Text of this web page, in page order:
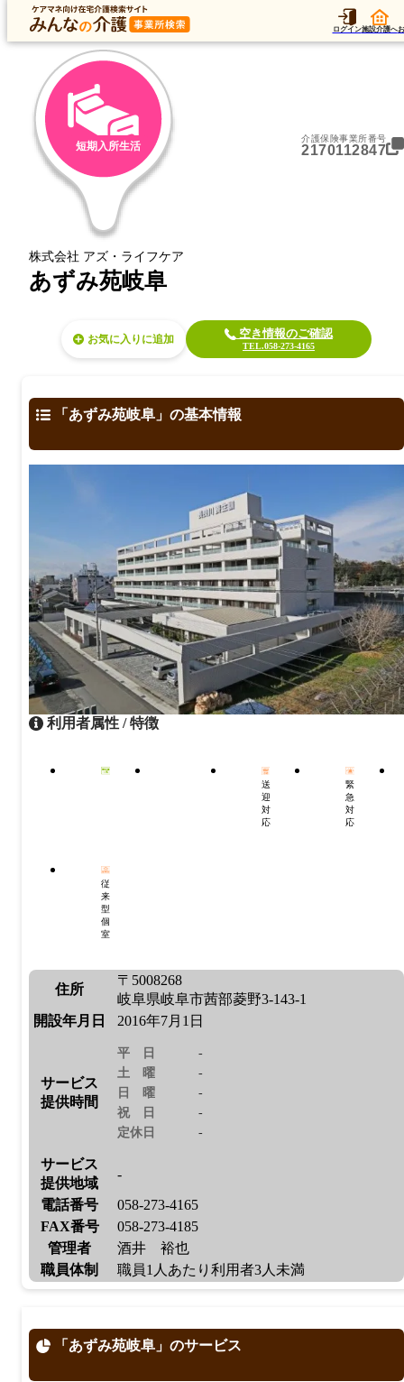
ログイン施設介護へ
トップ データ
トップ 岐阜県 岐阜市 短期入所生活
短期入所生活
株式会社 アズ・ライフケア
介護保険事業所番号
2170112847
あずみ苑岐阜
お気に入り 空き情報のご確認
TEL.058-273-4165
「あずみ苑岐阜」の基本情報
利用者属性 / 特徴
送
迎
対
応
緊
急
対
応
従
来
型
個
室
住所
〒5008268
岐阜県岐阜市茜部菱野3-143-1
開設年月日
2016年7月1日
サービス
提供時間
平日
-
土曜
-
日曜
-
祝日
-
定休日
-
サービス
提供地域
-
電話番号
058-273-4165
FAX番号
058-273-4185
管理者
酒井 裕也
職員体制
職員1人あたり利用者3人未満
「あずみ苑岐阜」のサービス